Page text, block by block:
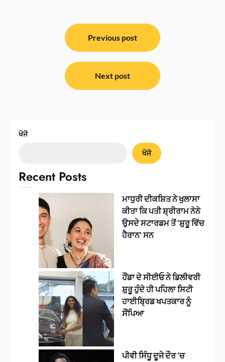
Previous post
Next post
ਖੋਜੋ
ਖੋਜੋ
Recent Posts
ਮਾਧੁਰੀ ਦੀਕਸ਼ਿਤ ਨੇ ਖੁਲਾਸਾ
ਕੀਤਾ ਕਿ ਪਤੀ ਸ਼੍ਰੀਰਾਮ ਨੇਨੇ
ਉਸਦੇ ਸਟਾਰਡਮ ਤੋਂ ‘ਸ਼ੁਰੂ ਵਿੱਚ
ਹੈਰਾਨ’ ਸਨ
ਹੌਂਡਾ ਦੇ ਸੀਈਓ ਨੇ ਡਿਲੀਵਰੀ
ਸ਼ੁਰੂ ਹੁੰਦੇ ਹੀ ਪਹਿਲਾ ਸਿਟੀ
ਹਾਈਬ੍ਰਿਡ ਖਪਤਕਾਰ ਨੂੰ
ਸੌਂਪਿਆ
ਪੀਵੀ ਸਿੰਧੂ ਦੂਜੇ ਦੌਰ ‘ਚ